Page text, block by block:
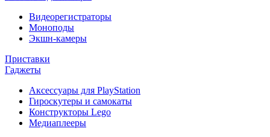
Видеорегистраторы
Моноподы
Экшн-камеры
Приставки
Гаджеты
Аксессуары для PlayStation
Гироскутеры и самокаты
Конструкторы Lego
Медиаплееры